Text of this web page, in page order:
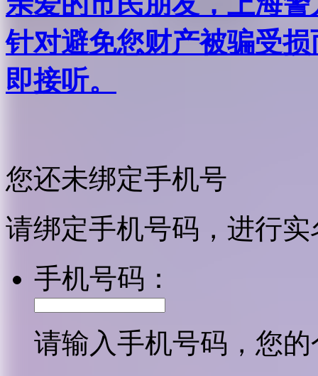
针对避免您财产被骗受
即接听。
您还未绑定手机号
请绑定手机号码，进行
手机号码：
请输入手机号码，您